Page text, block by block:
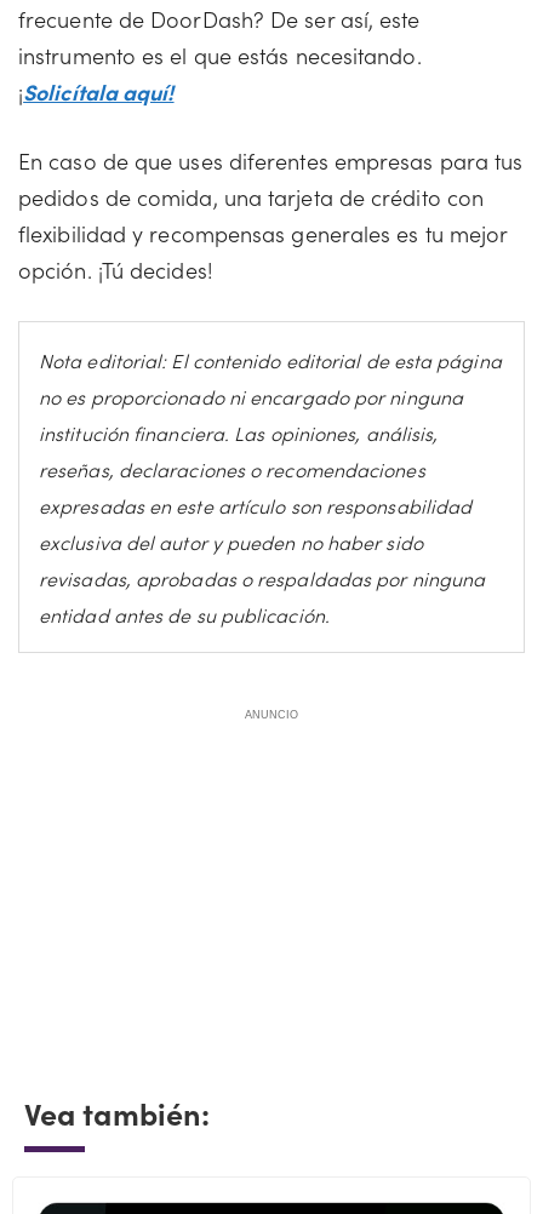
frecuente de DoorDash? De ser así, este
instrumento es el que estás necesitando.
¡Solicítala aquí!
En caso de que uses diferentes empresas para tus
pedidos de comida, una tarjeta de crédito con
flexibilidad y recompensas generales es tu mejor
opción. ¡Tú decides!
Nota editorial: El contenido editorial de esta página
no es proporcionado ni encargado por ninguna
institución financiera. Las opiniones, análisis,
reseñas, declaraciones o recomendaciones
expresadas en este artículo son responsabilidad
exclusiva del autor y pueden no haber sido
revisadas, aprobadas o respaldadas por ninguna
entidad antes de su publicación.
ANUNCIO
Vea también: